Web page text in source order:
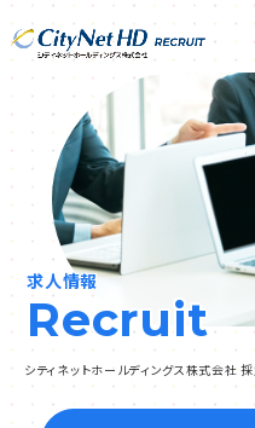
求人情報
Recruit
シティネットホールディングス株式会社